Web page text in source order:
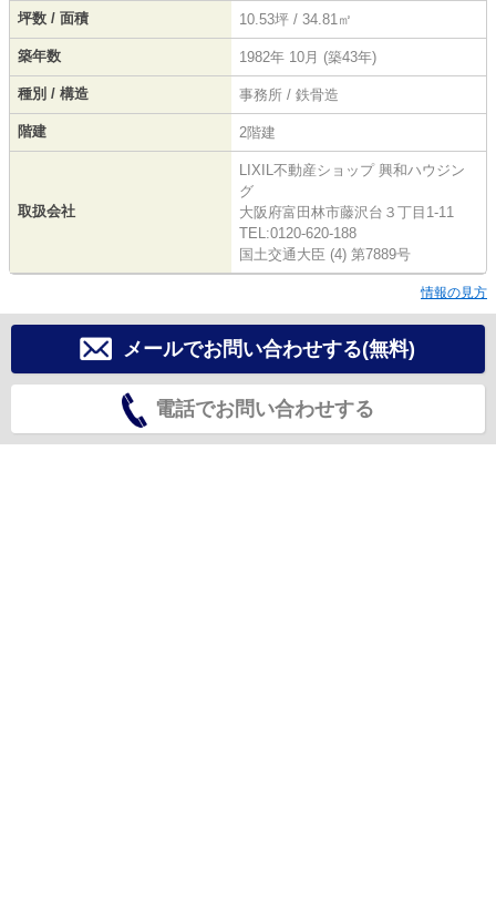
坪数 / 面積 10.53坪 / 34.81㎡
築年数 1982年 10月 (築43年)
種別 / 構造 事務所 / 鉄骨造
階建 2階建
取扱会社
LIXIL不動産ショップ 興和ハウジン
グ
大阪府富田林市藤沢台３丁目1-11
TEL:0120-620-188
国土交通大臣 (4) 第7889号
情報の見方
メールでお問い合わせする(無料)
電話でお問い合わせする